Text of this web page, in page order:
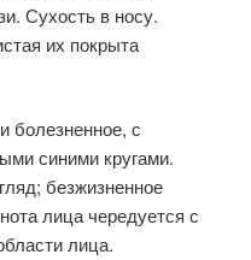
Сухость в носу.
их покрыта
с
синими кругами.
безжизненное
лица чередуется с
лица.